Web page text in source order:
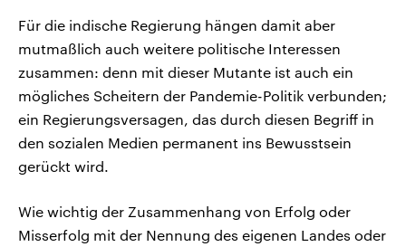
Für die indische Regierung hängen damit aber
mutmaßlich auch weitere politische Interessen
zusammen: denn mit dieser Mutante ist auch ein
mögliches Scheitern der Pandemie-Politik verbunden;
ein Regierungsversagen, das durch diesen Begriff in
den sozialen Medien permanent ins Bewusstsein
gerückt wird.
Wie wichtig der Zusammenhang von Erfolg oder
Misserfolg mit der Nennung des eigenen Landes oder